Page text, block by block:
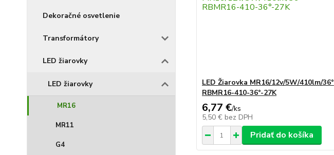
Dekoračné osvetlenie
Transformátory
LED žiarovky
LED žiarovky
MR16
MR11
G4
LED Žiarovka MR16/12v/5W/410lm/36°
RBMR16-410-36°-27K
6,77 €/ks
5,50 € bez DPH
Pridať do košíka